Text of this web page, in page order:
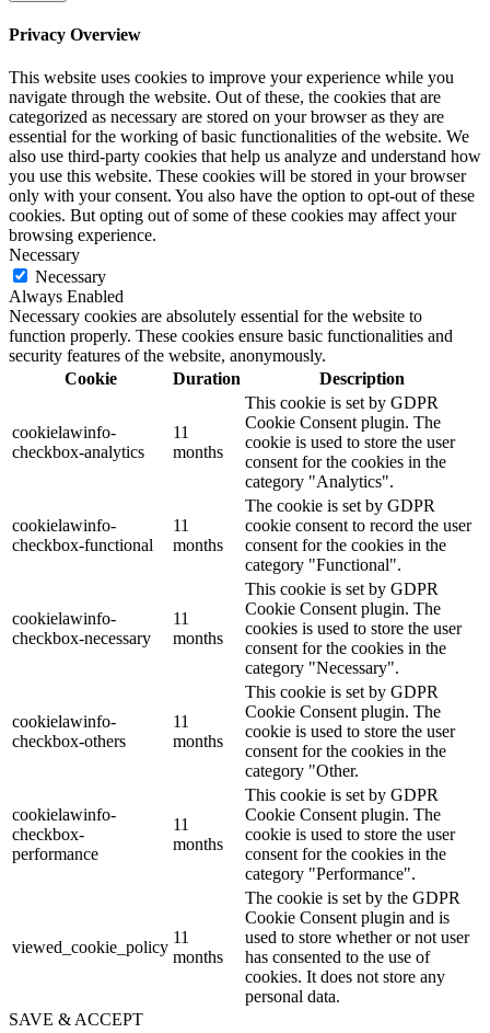
Privacy Overview
This website uses cookies to improve your experience while you
navigate through the website. Out of these, the cookies that are
categorized as necessary are stored on your browser as they are
essential for the working of basic functionalities of the website. We
also use third-party cookies that help us analyze and understand how
you use this website. These cookies will be stored in your browser
only with your consent. You also have the option to opt-out of these
cookies. But opting out of some of these cookies may affect your
browsing experience.
Necessary
Necessary
Always Enabled
Necessary cookies are absolutely essential for the website to
function properly. These cookies ensure basic functionalities and
security features of the website, anonymously.
Cookie
Duration Description
cookielawinfo-
checkbox-analytics
11
months
This cookie is set by GDPR
Cookie Consent plugin. The
cookie is used to store the user
consent for the cookies in the
category "Analytics".
cookielawinfo-
checkbox-functional
11
months
The cookie is set by GDPR
cookie consent to record the user
consent for the cookies in the
category "Functional".
cookielawinfo-
checkbox-necessary
11
months
This cookie is set by GDPR
Cookie Consent plugin. The
cookies is used to store the user
consent for the cookies in the
category "Necessary".
cookielawinfo-
checkbox-others
11
months
This cookie is set by GDPR
Cookie Consent plugin. The
cookie is used to store the user
consent for the cookies in the
category "Other.
cookielawinfo-
checkbox-
performance
11
months
This cookie is set by GDPR
Cookie Consent plugin. The
cookie is used to store the user
consent for the cookies in the
category "Performance".
viewed_cookie_policy
11
months
The cookie is set by the GDPR
Cookie Consent plugin and is
used to store whether or not user
has consented to the use of
cookies. It does not store any
personal data.
SAVE & ACCEPT